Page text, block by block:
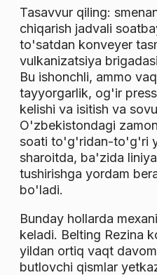
Tasavvur qiling:
chiqarish jadvali
to'satdan konveyer
vulkanizatsiya
Bu ishonchli, ammo
tayyorgarlik, og'ir
kelishi va isitish va
O'zbekistondagi
soati to'g'ridan-to'g'ri
sharoitda, ba'zida
tushirishga yordam
bo'ladi.
Bunday hollarda
keladi. Belting Rezina
yildan ortiq vaqt
butlovchi qismlar